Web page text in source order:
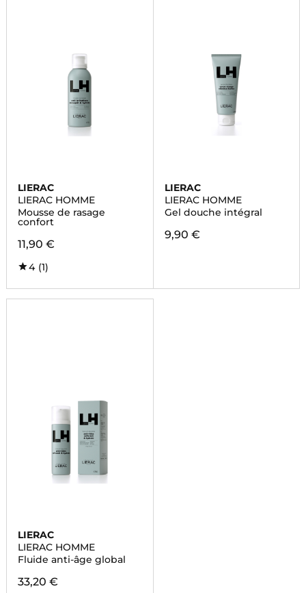
LIERAC
LIERAC HOMME
Mousse de rasage
confort
11,90 €
4 (1)
LIERAC
LIERAC HOMME
Gel douche intégral
9,90 €
LIERAC
LIERAC HOMME
Fluide anti-âge global
33,20 €